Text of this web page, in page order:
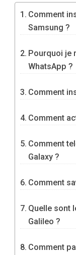
Comment
Samsung ?
Pourquoi je
WhatsApp ?
Comment
Comment
Comment
Galaxy ?
Comment
Quelle sont
Galileo ?
Comment